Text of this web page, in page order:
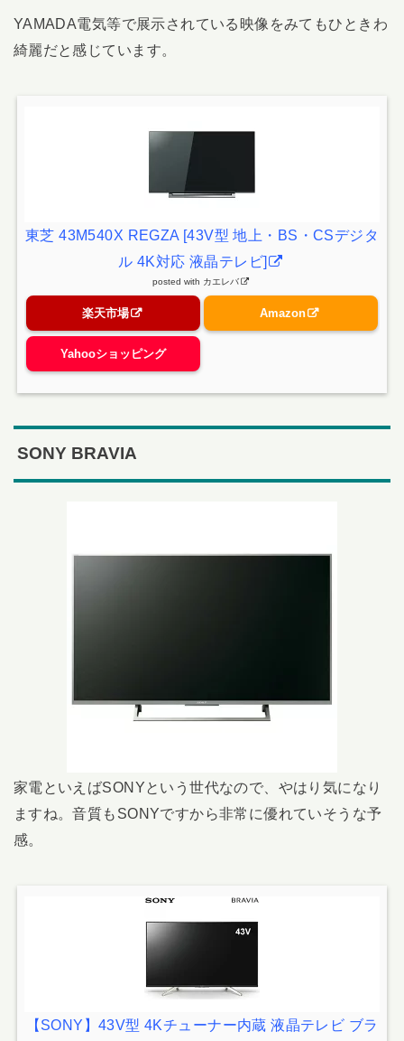
YAMADA電気等で展示されている映像をみてもひときわ
綺麗だと感じています。
東芝 43M540X REGZA [43V型 地上・BS・CSデジタ
ル 4K対応 液晶テレビ]
posted with カエレバ
楽天市場 Amazon
Yahooショッピング
SONY BRAVIA
家電といえばSONYという世代なので、やはり気になり
ますね。音質もSONYですから非常に優れていそうな予
感。
【SONY】43V型 4Kチューナー内蔵 液晶テレビ ブラ